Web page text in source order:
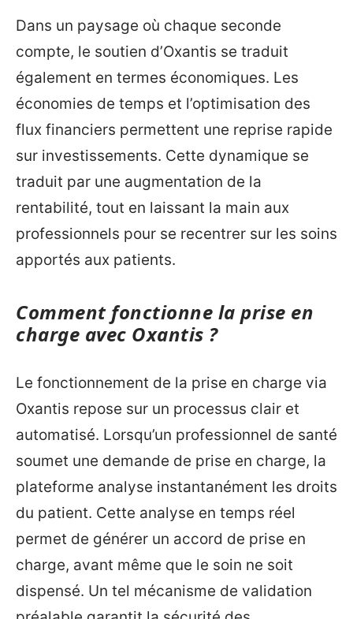
Dans un paysage où chaque seconde
compte, le soutien d’Oxantis se traduit
également en termes économiques. Les
économies de temps et l’optimisation des
flux financiers permettent une reprise rapide
sur investissements. Cette dynamique se
traduit par une augmentation de la
rentabilité, tout en laissant la main aux
professionnels pour se recentrer sur les soins
apportés aux patients.
Comment fonctionne la prise en
charge avec Oxantis ?
Le fonctionnement de la prise en charge via
Oxantis repose sur un processus clair et
automatisé. Lorsqu’un professionnel de santé
soumet une demande de prise en charge, la
plateforme analyse instantanément les droits
du patient. Cette analyse en temps réel
permet de générer un accord de prise en
charge, avant même que le soin ne soit
dispensé. Un tel mécanisme de validation